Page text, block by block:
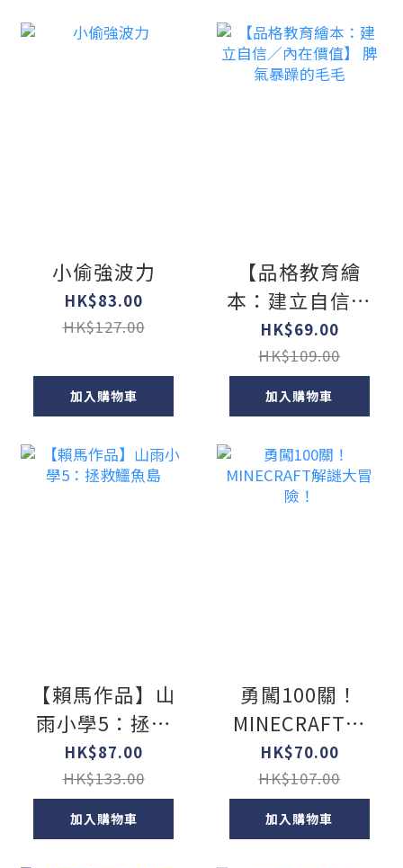
小偷強波力
HK$83.00
HK$127.00
加入購物車
【品格教育繪
本：建立自信／
內在價值】 脾氣
暴躁的毛毛
HK$69.00
HK$109.00
加入購物車
【賴馬作品】山
雨小學5：拯救
鱷魚島
HK$87.00
HK$133.00
加入購物車
勇闖100關！
MINECRAFT解
謎大冒險！
HK$70.00
HK$107.00
加入購物車